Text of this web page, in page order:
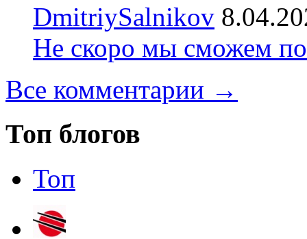
DmitriySalnikov
Не скоро мы сможем
Все комментарии →
Топ блогов
Топ